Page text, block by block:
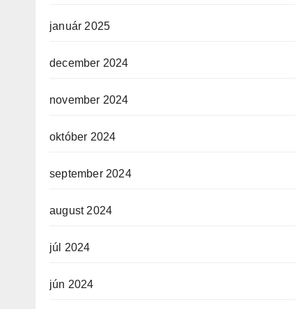
január 2025
december 2024
november 2024
október 2024
september 2024
august 2024
júl 2024
jún 2024